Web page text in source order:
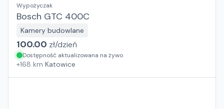
Wypożyczak
Bosch GTC 400C
Kamery budowlane
100.00 zł/dzień
Dostępność aktualizowana na żywo
+168 km Katowice